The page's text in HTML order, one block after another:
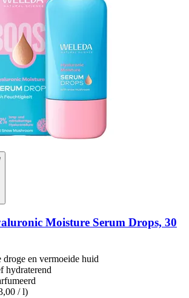
Moisture Serum Drops, 30
droge en vermoeide huid
hydraterend
/ l)